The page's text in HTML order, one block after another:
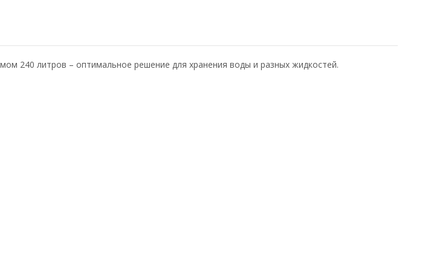
240 литров – оптимальное решение для хранения воды и разных жидкостей.